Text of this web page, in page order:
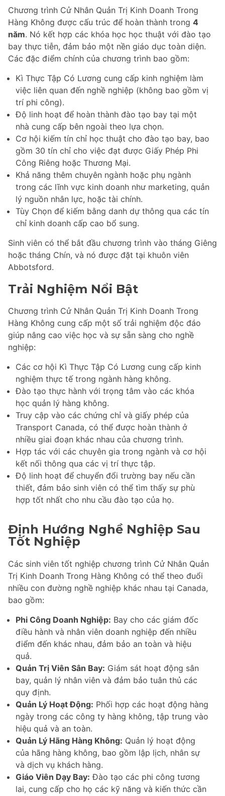
Chương trình Cử Nhân Quản Trị Kinh Doanh Trong
Hàng Không được cấu trúc để hoàn thành trong 4
năm. Nó kết hợp các khóa học học thuật với đào tạo
bay thực tiễn, đảm bảo một nền giáo dục toàn diện.
Các đặc điểm chính của chương trình bao gồm:
Kì Thực Tập Có Lương cung cấp kinh nghiệm làm
việc liên quan đến nghề nghiệp (không bao gồm vị
trí phi công).
Độ linh hoạt để hoàn thành đào tạo bay tại một
nhà cung cấp bên ngoài theo lựa chọn.
Cơ hội kiếm tín chỉ học thuật cho đào tạo bay, bao
gồm 30 tín chỉ cho việc đạt được Giấy Phép Phi
Công Riêng hoặc Thương Mại.
Khả năng thêm chuyên ngành hoặc phụ ngành
trong các lĩnh vực kinh doanh như marketing, quản
lý nguồn nhân lực, hoặc tài chính.
Tùy Chọn để kiếm bằng danh dự thông qua các tín
chỉ kinh doanh cấp cao bổ sung.
Sinh viên có thể bắt đầu chương trình vào tháng Giêng
hoặc tháng Chín, và nó được đặt tại khuôn viên
Abbotsford.
Trải Nghiệm Nổi Bật
Chương trình Cử Nhân Quản Trị Kinh Doanh Trong
Hàng Không cung cấp một số trải nghiệm độc đáo
giúp nâng cao việc học và sự sẵn sàng cho nghề
nghiệp:
Các cơ hội Kì Thực Tập Có Lương cung cấp kinh
nghiệm thực tế trong ngành hàng không.
Đào tạo thực hành với trọng tâm vào các khóa
học quản lý hàng không.
Truy cập vào các chứng chỉ và giấy phép của
Transport Canada, có thể được hoàn thành ở
nhiều giai đoạn khác nhau của chương trình.
Hợp tác với các chuyên gia trong ngành và cơ hội
kết nối thông qua các vị trí thực tập.
Độ linh hoạt để chuyển đổi trường bay nếu cần
thiết, đảm bảo sinh viên có thể tìm thấy sự phù
hợp tốt nhất cho nhu cầu đào tạo của họ.
Định Hướng Nghề Nghiệp Sau
Tốt Nghiệp
Các sinh viên tốt nghiệp chương trình Cử Nhân Quản
Trị Kinh Doanh Trong Hàng Không có thể theo đuổi
nhiều con đường nghề nghiệp khác nhau tại Canada,
bao gồm:
Phi Công Doanh Nghiệp: Bay cho các giám đốc
điều hành và nhân viên doanh nghiệp đến nhiều
điểm đến khác nhau, đảm bảo an toàn và hiệu
quả.
Quản Trị Viên Sân Bay: Giám sát hoạt động sân
bay, quản lý nhân viên và đảm bảo tuân thủ các
quy định.
Quản Lý Hoạt Động: Phối hợp các hoạt động hàng
ngày trong các công ty hàng không, tập trung vào
hiệu quả và an toàn.
Quản Lý Hãng Hàng Không: Quản lý hoạt động
của hãng hàng không, bao gồm lập lịch, nhân sự
và dịch vụ khách hàng.
Giáo Viên Dạy Bay: Đào tạo các phi công tương
lai, cung cấp cho họ các kỹ năng và kiến thức cần